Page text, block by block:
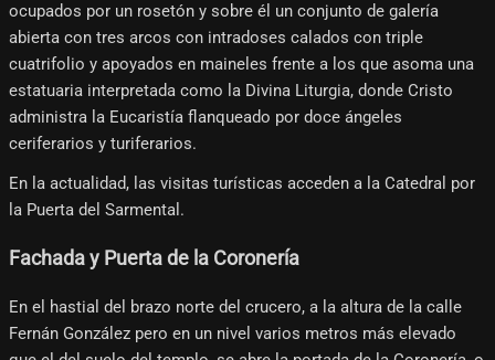
ocupados por un rosetón y sobre él un conjunto de galería
abierta con tres arcos con intradoses calados con triple
cuatrifolio y apoyados en maineles frente a los que asoma una
estatuaria interpretada como la Divina Liturgia, donde Cristo
administra la Eucaristía flanqueado por doce ángeles
ceriferarios y turiferarios.
En la actualidad, las visitas turísticas acceden a la Catedral por
la Puerta del Sarmental.
Fachada y Puerta de la Coronería
En el hastial del brazo norte del crucero, a la altura de la calle
Fernán González pero en un nivel varios metros más elevado